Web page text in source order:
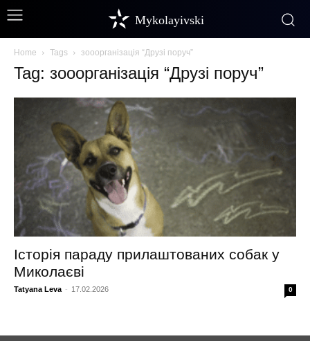
Mykolayivski
Home Tags зооорганізація “Друзі поруч”
Tag: зооорганізація “Друзі поруч”
Історія параду прилаштованих собак у
Миколаєві
Tatyana Leva - 17.02.2026 0